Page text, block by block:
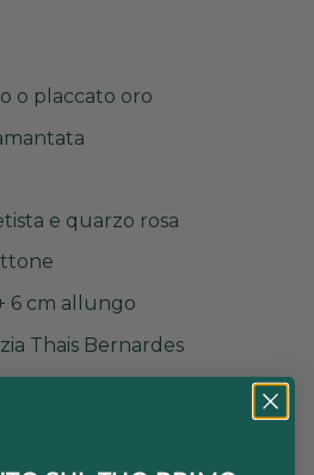
o placcato oro
e quarzo rosa
6 cm allungo
Thais Bernardes